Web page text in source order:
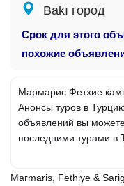
Bakı город
Срок для этого
похожие
Мармарис Фетхие
Анонсы туров в
объявлений вы
последними турами в
Marmaris, Fethiye &